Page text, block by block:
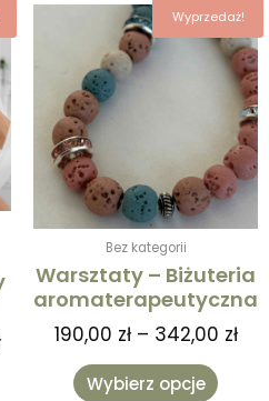
cen:
od
290,00 zł
do
522,00 zł
Wyprzedaż!
Bez kategorii
Warsztaty – Biżuteria
aromaterapeutyczna
190,00 zł – 342,00 zł
od
do
Wybierz opcje
Ten
ma
wiele
Opcje
można
na
stronie